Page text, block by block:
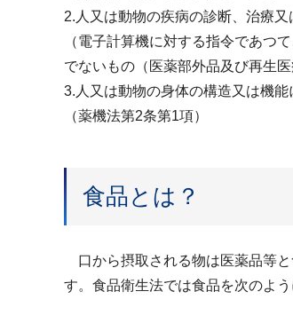
2.人又は動物の疾病の診断、治療
（電子計算機に対する指令であつ
でないもの（医薬部外品及び再生医
3.人又は動物の身体の構造又は機
（薬機法第2条第1項）
食品とは？
口から摂取される物は医薬品等
す。食品衛生法では食品を次のよう